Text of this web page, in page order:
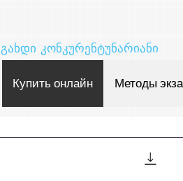
გახდი კონკურენტუნარიანი
Купить онлайн Методы